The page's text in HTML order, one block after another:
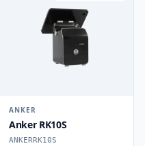
ANKER
Anker RK10S
ANKERRK10S